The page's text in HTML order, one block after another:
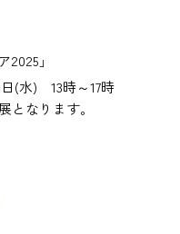
」
日(水) 13時～17時
となります。